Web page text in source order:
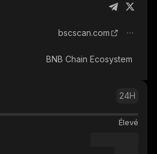
bscscan.com
BNB Chain Ecosystem
24H
Élevé